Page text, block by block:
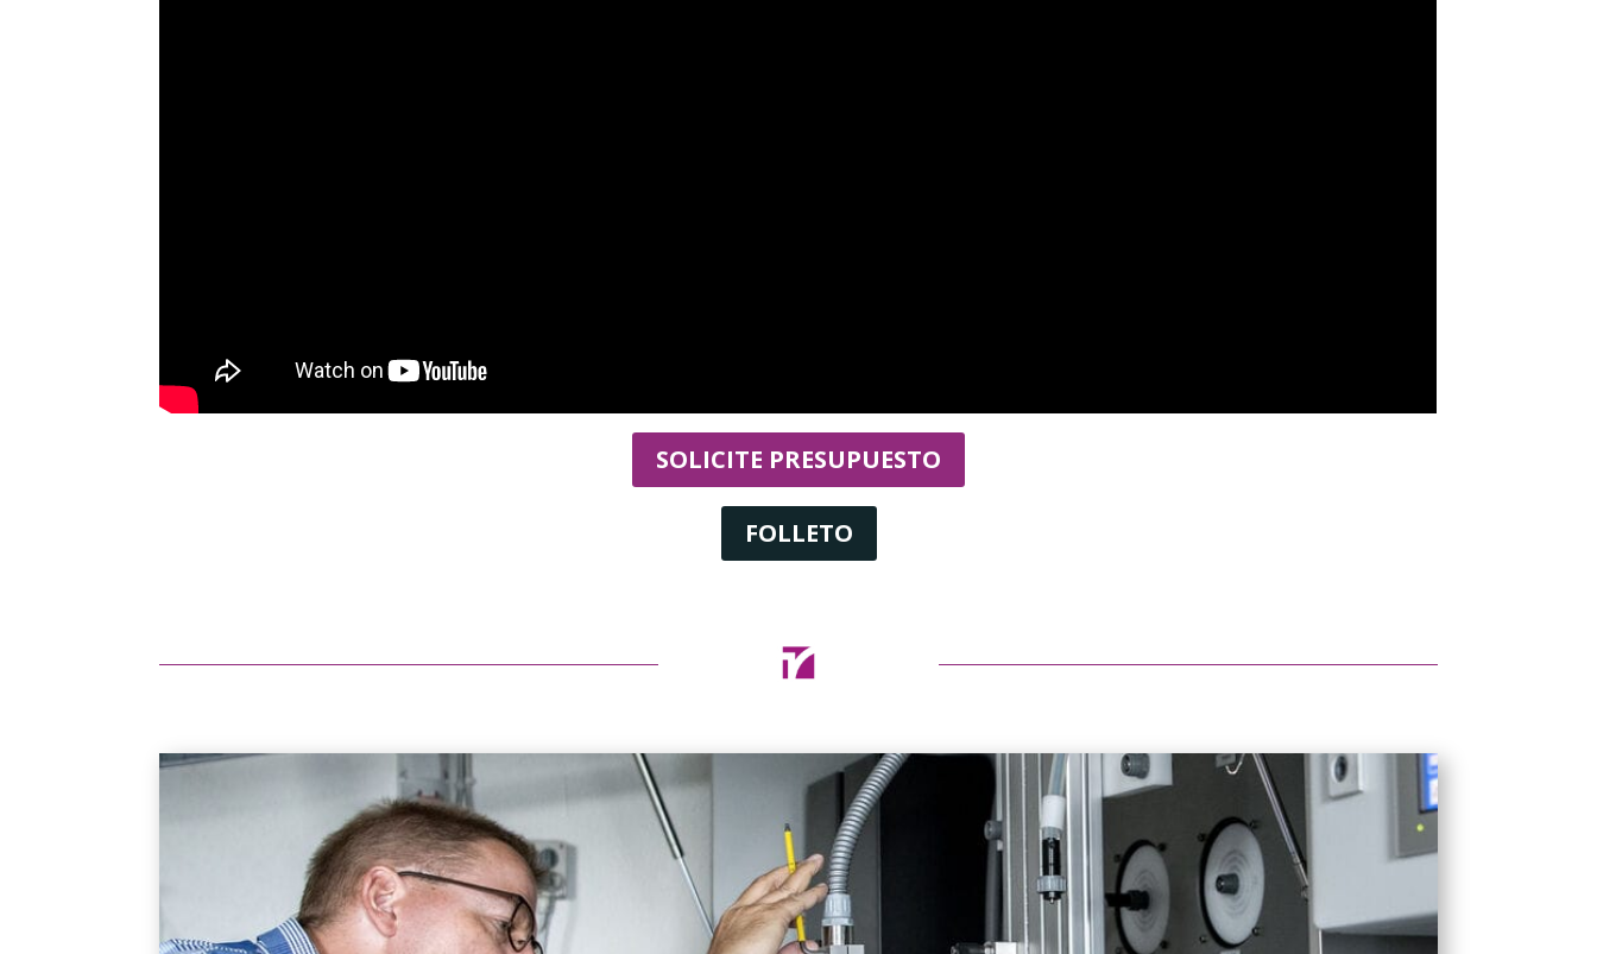
SOLICITE PRESUPUESTO
FOLLETO